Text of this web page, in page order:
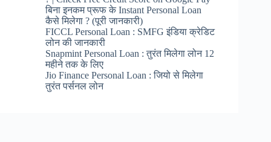
बिना इनकम प्रूफ के Instant Personal Loan
कैसे मिलेगा ? (पूरी जानकारी)
FICCL Personal Loan : SMFG इंडिया क्रेडिट
लोन की जानकारी
Snapmint Personal Loan : तुरंत मिलेगा लोन 12
महीने तक के लिए
Jio Finance Personal Loan : जियो से मिलेगा
तुरंत पर्सनल लोन